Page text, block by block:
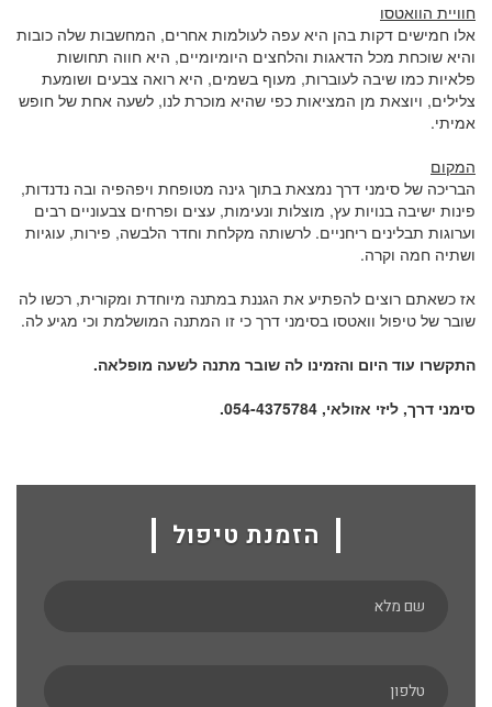
חוויית הוואטסו
אלו חמישים דקות בהן היא עפה לעולמות אחרים, המחשבות שלה כובות
והיא שוכחת מכל הדאגות והלחצים היומיומיים, היא חווה תחושות
פלאיות כמו שיבה לעוברות, מעוף בשמים, היא רואה צבעים ושומעת
צלילים, ויוצאת מן המציאות כפי שהיא מוכרת לנו, לשעה אחת של חופש
אמיתי.
המקום
הבריכה של סימני דרך נמצאת בתוך גינה מטופחת ויפהפיה ובה נדנדות,
פינות ישיבה בנויות עץ, מוצלות ונעימות, עצים ופרחים צבעוניים רבים
וערוגות תבלינים ריחניים. לרשותה מקלחת וחדר הלבשה, פירות, עוגיות
ושתיה חמה וקרה.
אז כשאתם רוצים להפתיע את הגננת במתנה מיוחדת ומקורית, רכשו לה
שובר של טיפול וואטסו בסימני דרך כי זו המתנה המושלמת וכי מגיע לה.
התקשרו עוד היום והזמינו לה שובר מתנה לשעה מופלאה.
סימני דרך, ליזי אזולאי, 054-4375784.
הזמנת טיפול